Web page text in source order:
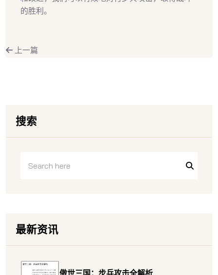
的胜利。
上一篇
搜索
最新资讯
傲世三国：步兵攻击全解析